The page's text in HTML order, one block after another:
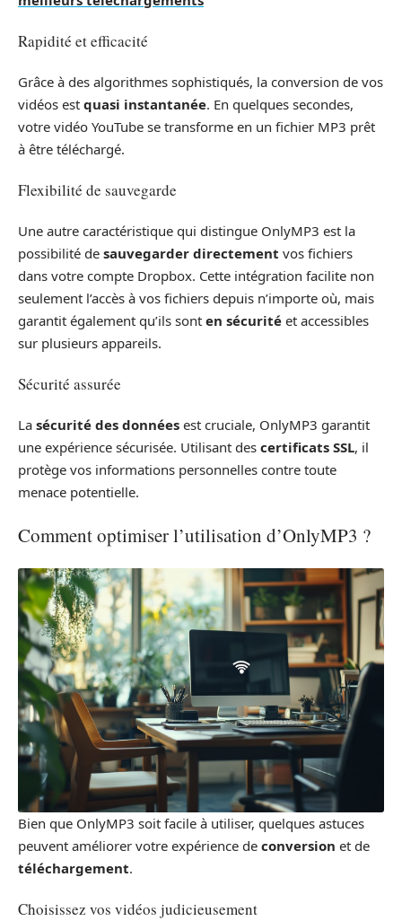
Rapidité et efficacité
Grâce à des algorithmes sophistiqués, la conversion de vos
vidéos est quasi instantanée. En quelques secondes,
votre vidéo YouTube se transforme en un fichier MP3 prêt
à être téléchargé.
Flexibilité de sauvegarde
Une autre caractéristique qui distingue OnlyMP3 est la
possibilité de sauvegarder directement vos fichiers
dans votre compte Dropbox. Cette intégration facilite non
seulement l’accès à vos fichiers depuis n’importe où, mais
garantit également qu’ils sont en sécurité et accessibles
sur plusieurs appareils.
Sécurité assurée
La sécurité des données est cruciale, OnlyMP3 garantit
une expérience sécurisée. Utilisant des certificats SSL, il
protège vos informations personnelles contre toute
menace potentielle.
Comment optimiser l’utilisation d’OnlyMP3 ?
Bien que OnlyMP3 soit facile à utiliser, quelques astuces
peuvent améliorer votre expérience de conversion et de
téléchargement.
Choisissez vos vidéos judicieusement